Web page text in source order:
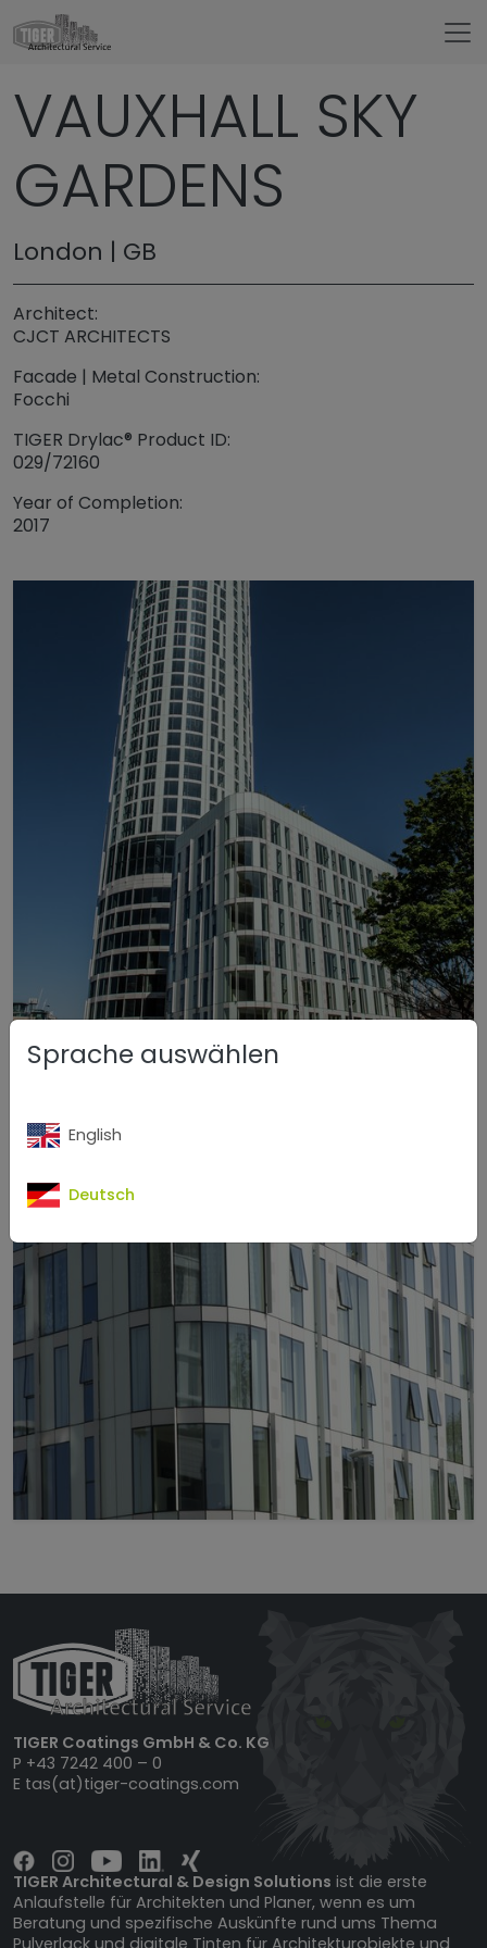
Referenzen
VAUXHALL SKY
GARDENS
London | GB
Architect:
CJCT ARCHITECTS
Facade | Metal Construction:
Focchi
TIGER Drylac® Product ID:
029/72160
Year of Completion:
2017
TIGER Coatings GmbH & Co. KG
P +43 7242 400 – 0
E tas(at)tiger-coatings.com
TIGER Architectural & Design Solutions ist die erste
Anlaufstelle für Architekten und Planer, wenn es um
Beratung und spezifische Auskünfte rund ums Thema
Pulverlack und digitale Tinten für Architekturobjekte und
Sprache auswählen
English
Deutsch